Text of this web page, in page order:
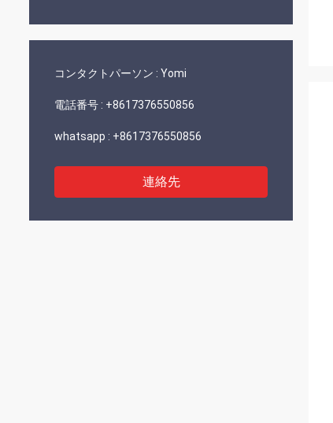
コンタクトパーソン : Yomi
電話番号 : +8617376550856
whatsapp : +8617376550856
連絡先